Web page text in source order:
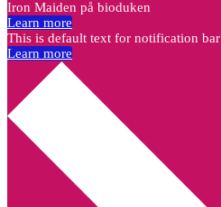
Iron Maiden på bioduken
Learn more
This is default text for notification bar
Learn more